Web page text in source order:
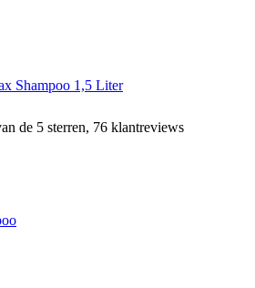
Shampoo 1,5 Liter
de 5 sterren, 76 klantreviews